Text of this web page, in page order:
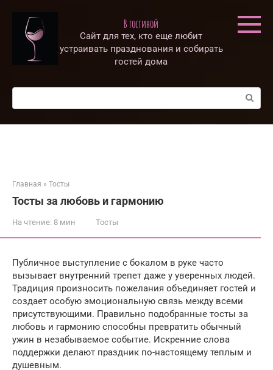
контенту
В гостиной
Сайт для тех, кто еще любит
устраивать празднования и собирать
гостей дома
Поиск:
Главная » Тосты
Тосты за любовь и гармонию
На чтение: 8 мин Тосты
Публичное выступление с бокалом в руке часто
вызывает внутренний трепет даже у уверенных людей.
Традиция произносить пожелания объединяет гостей и
создает особую эмоциональную связь между всеми
присутствующими. Правильно подобранные тосты за
любовь и гармонию способны превратить обычный
ужин в незабываемое событие. Искренние слова
поддержки делают праздник по-настоящему теплым и
душевным.